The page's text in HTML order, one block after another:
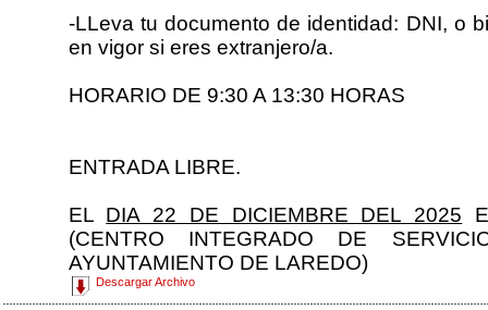
-LLeva tu documento de identidad: DNI, o
en vigor si eres extranjero/a.
HORARIO DE 9:30 A 13:30 HORAS
ENTRADA LIBRE.
EL DIA 22 DE DICIEMBRE DEL 2025
(CENTRO INTEGRADO DE
AYUNTAMIENTO DE LAREDO)
Descargar Archivo